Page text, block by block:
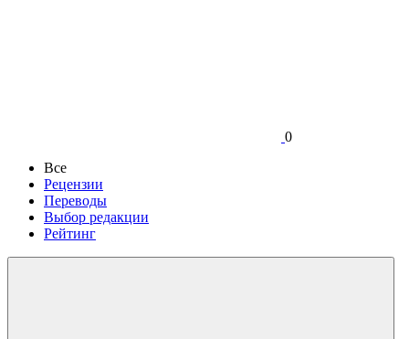
0
Все
Рецензии
Переводы
Выбор редакции
Рейтинг